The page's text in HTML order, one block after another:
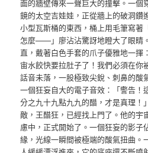
面的牆壁傳來一聲巨大的撞擊。一個
鏡的太空吉娃娃，正從牆上的破洞鑽
小型瓦斯桶的東西，桶上用毛筆寫著
怎麼——」廖沾沾驚訝地瞪大了眼睛
直，戴著白色手套的爪子優雅地一揮
宙水餃快要拉肚子了！我們必須在你
話音未落，一股極致尖銳、刺鼻的酸
一個狂妄自大的電子音效：「警告！
分之九十九點九九的醋，才是真理！
敵，王醋狂，已經找上門了。他的宇
慮中，正式開始了。一個狂妄的影子
緣，光線一瞬間被極端的酸氣扭曲。